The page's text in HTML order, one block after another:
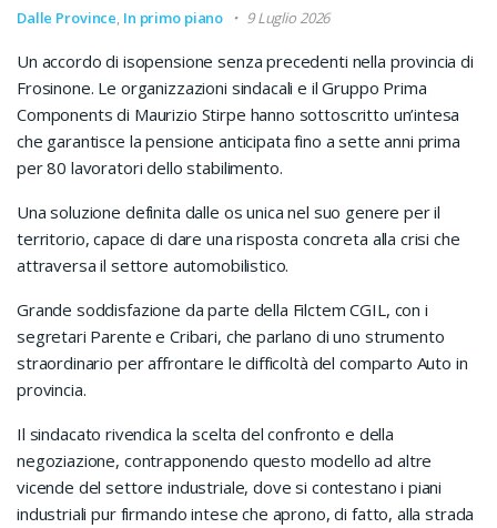
Dalle Province, In primo piano 9 Luglio 2026
Un accordo di isopensione senza precedenti nella provincia di
Frosinone. Le organizzazioni sindacali e il Gruppo Prima
Components di Maurizio Stirpe hanno sottoscritto un’intesa
che garantisce la pensione anticipata fino a sette anni prima
per 80 lavoratori dello stabilimento.
Una soluzione definita dalle os unica nel suo genere per il
territorio, capace di dare una risposta concreta alla crisi che
attraversa il settore automobilistico.
Grande soddisfazione da parte della Filctem CGIL, con i
segretari Parente e Cribari, che parlano di uno strumento
straordinario per affrontare le difficoltà del comparto Auto in
provincia.
Il sindacato rivendica la scelta del confronto e della
negoziazione, contrapponendo questo modello ad altre
vicende del settore industriale, dove si contestano i piani
industriali pur firmando intese che aprono, di fatto, alla strada